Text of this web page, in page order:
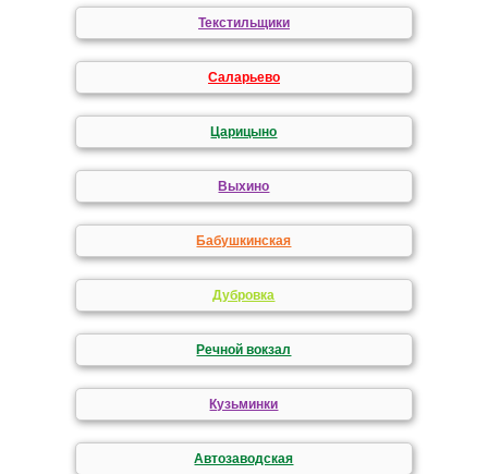
Текстильщики
Саларьево
Царицыно
Выхино
Бабушкинская
Дубровка
Речной вокзал
Кузьминки
Автозаводская